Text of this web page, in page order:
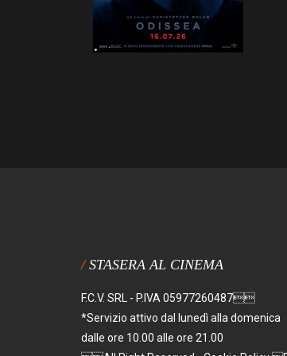
STASERA AL CINEMA
F.C.V. SRL - P.IVA 05977260487
*Servizio attivo dal lunedì alla domenica
dalle ore 10.00 alle ore 21.00